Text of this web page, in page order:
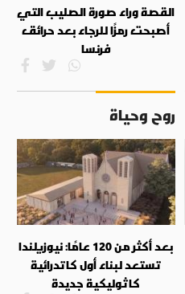
القصة وراء صورة الصليب التي
أصبحت رمزًا للرجاء بعد حرائق
فرنسا
روح وحياة
بعد أكثر من 120 عامًا: نيوزيلندا
تستعد لبناء أول كاتدرائية
كاثوليكية جديدة